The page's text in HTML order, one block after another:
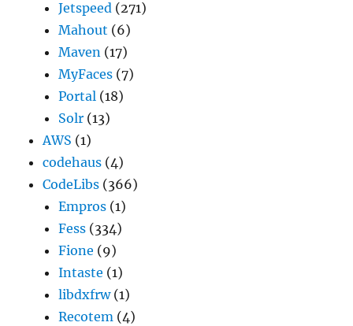
Jetspeed (271)
Mahout (6)
Maven (17)
MyFaces (7)
Portal (18)
Solr (13)
AWS (1)
codehaus (4)
CodeLibs (366)
Empros (1)
Fess (334)
Fione (9)
Intaste (1)
libdxfrw(1)
Recotem (4)